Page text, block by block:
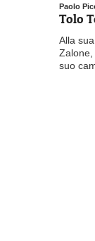
Paolo
Tolo
Alla
suo